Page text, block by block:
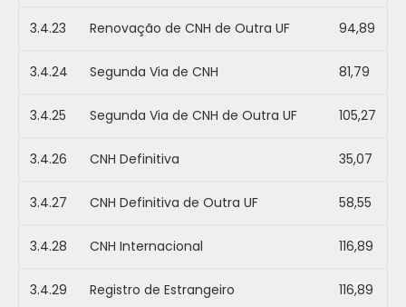
3.4.23 Renovação de CNH de Outra UF 94,89
3.4.24 Segunda Via de CNH 81,79
3.4.25 Segunda Via de CNH de Outra UF 105,27
3.4.26 CNH Definitiva 35,07
3.4.27 CNH Definitiva de Outra UF 58,55
3.4.28 CNH Internacional 116,89
3.4.29 Registro de Estrangeiro 116,89